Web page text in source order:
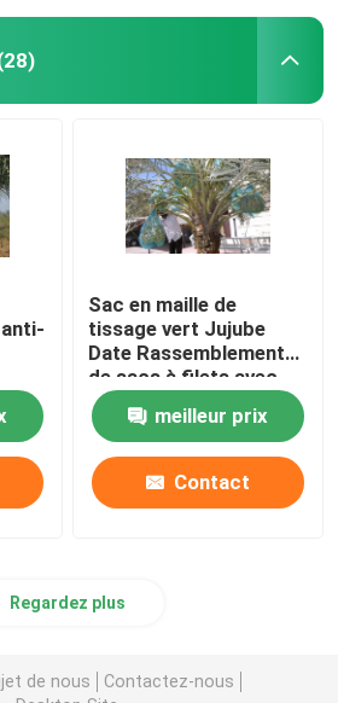
Sac en maille de
tissage vert Jujube
Date Rassemblement
de sacs à filets avec
corde à tirer
meilleur prix
Contact
Regardez plus
de nous
Contactez-nous